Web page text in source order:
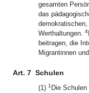
gesamten
das
Werthaltungen. 4
beitragen, die
Migrantinnen
Art. 7 Schulen
(1) 1 Die